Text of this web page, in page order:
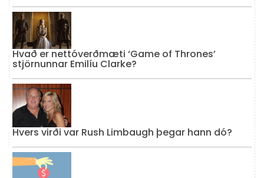
Hvað er nettóverðmæti ‘Game of Thrones’
stjörnunnar Emilíu Clarke?
Hvers virði var Rush Limbaugh þegar hann dó?